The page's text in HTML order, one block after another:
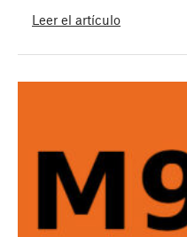
Leer el artículo